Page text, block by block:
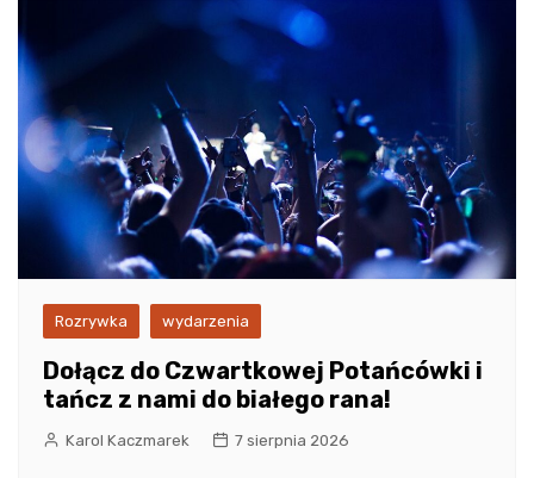
Rozrywka wydarzenia
Dołącz do Czwartkowej Potańcówki i
tańcz z nami do białego rana!
Karol Kaczmarek 7 sierpnia 2026